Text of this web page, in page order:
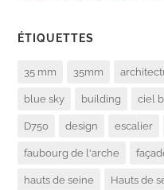
ÉTIQUETTES
35 mm 35mm
blue sky building ciel
D750 design escalier
faubourg de l'arche
hauts de seine Hauts de